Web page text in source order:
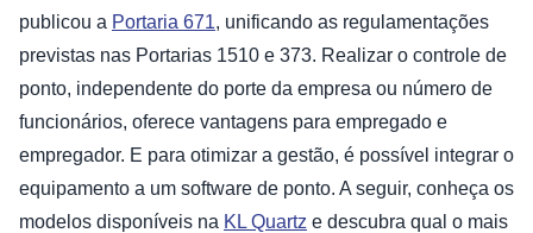
publicou a Portaria 671, unificando as regulamentações
previstas nas Portarias 1510 e 373. Realizar o controle de
ponto, independente do porte da empresa ou número de
funcionários, oferece vantagens para empregado e
empregador. E para otimizar a gestão, é possível integrar o
equipamento a um software de ponto. A seguir, conheça os
modelos disponíveis na KL Quartz e descubra qual o mais